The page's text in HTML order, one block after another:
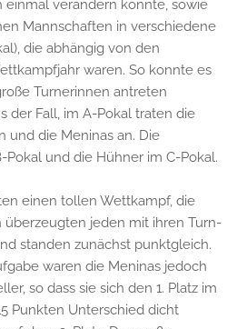
einmal verändern konnte, sowie
Mannschaften in verschiedene
die abhängig von den
waren. So konnte es
Turnerinnen antreten
der Fall, im A-Pokal traten die
und die Meninas an. Die
und die Hühner im C-Pokal.
einen tollen Wettkampf, die
überzeugten jeden mit ihren Turn-
standen zunächst punktgleich.
waren die Meninas jedoch
so dass sie sich den 1. Platz im
Punkten Unterschied dicht